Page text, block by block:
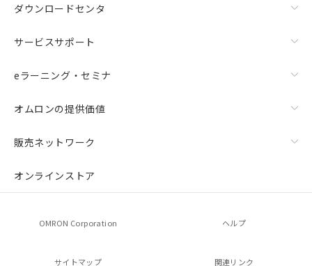
ダウンロードセンタ
サービスサポート
eラーニング・セミナ
オムロンの提供価値
販売ネットワーク
オンラインストア
OMRON Corporation ヘルプ
サイトマップ 関連リンク